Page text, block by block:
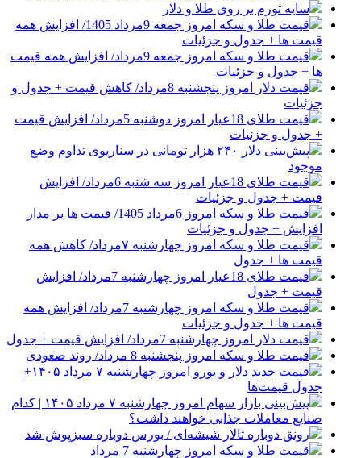
سایه تورم بر روی طلا و دلار
قیمت طلا و سکه امروز جمعه 9مرداد 1405/ افزایش همه
قیمت ها + جدول و جزئیات
قیمت طلا و سکه امروز جمعه 9مرداد/ افزایش همه قیمت
ها + جدول و جزئیات
قیمت دلار امروز پنجشنبه 8مرداد/ کاهش قیمت + جدول و
جزئیات
قیمت طلای 18عیار امروز دوشنبه 5مرداد/ افزایش قیمت
+ جدول و جزئیات
پیش‌بینی دلار ۲۴۰ هزار تومانی در سناریوی تداوم وضع
موجود
قیمت طلای 18عیار امروز سه شنبه 6مرداد/ افزایش
قیمت + جدول و جزئیات
قیمت طلا و سکه امروز 6مرداد 1405/ قیمت ها بر مدار
افزایش + جدول و جزئیات
قیمت طلا و سکه امروز چهارشنبه ۷مرداد/ کاهش همه
قیمت ها + جدول
قیمت طلای 18عیار امروز چهارشنبه 7مرداد/ افزایش
قیمت + جدول
قیمت طلا و سکه امروز چهارشنبه 7مرداد/ افزایش همه
قیمت ها + جدول و جزئیات
قیمت دلار امروز چهارشنبه 7مرداد/ افزایش قیمت + جدول
قیمت طلا و سکه امروز پنجشنبه 8 مرداد/ روند صعودی
قیمت جدید دلار و یورو امروز چهارشنبه ۷ مرداد ۱۴۰۵+
جدول قیمت‌ها
پیش‌بینی بازار سهام امروز چهارشنبه ۷ مرداد ۱۴۰۵ | کدام
صنایع معاملات جذابی خواهند داشت؟
رونق دوباره تالار شیشه‌ای / بورس دوباره سبزپوش شد
قیمت طلا و سکه امروز چهارشنبه 7 مرداد